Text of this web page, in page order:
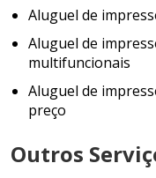
Aluguel de
Aluguel de
multifuncionais
Aluguel de
preço
Outros